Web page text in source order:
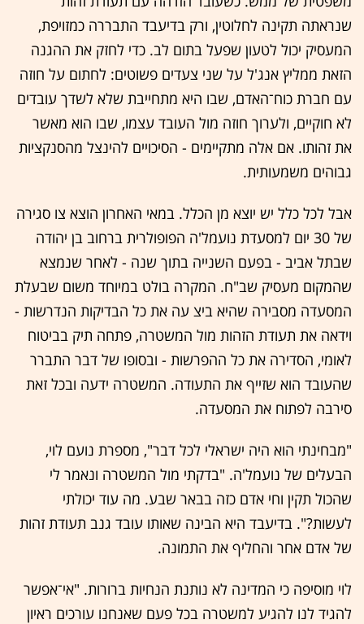
שנראתה תקינה לחלוטין, ורק בדיעבד התבררה כמזויפת,
המעסיק יכול לטעון שפעל בתום לב. כדי לחזק את ההגנה
הזאת ממליץ אנג'ל על שני צעדים פשוטים: לחתום על חוזה
עם חברת כוח־האדם, שבו היא מתחייבת שלא לשדך עובדים
לא חוקיים, ולערוך חוזה מול העובד עצמו, שבו הוא מאשר
את זהותו. אם אלה מתקיימים - הסיכויים להינצל מהסנקציות
גבוהים משמעותית.
אבל לכל כלל יש יוצא מן הכלל. במאי האחרון הוצא צו סגירה
של 30 יום למסעדת נועמל'ה הפופולרית ברחוב בן יהודה
שבתל אביב - בפעם השנייה בתוך שנה - לאחר שנמצא
שהמקום מעסיק שב"ח. המקרה בולט במיוחד משום שבעלת
המסעדה מסבירה שהיא ביצ עה את כל הבדיקות הנדרשות -
וידאה את תעודת הזהות מול המשטרה, פתחה תיק בביטוח
לאומי, הסדירה את כל ההפרשות - ובסופו של דבר התברר
שהעובד הוא שזייף את התעודה. המשטרה ידעה ובכל זאת
סירבה לפתוח את המסעדה.
"מבחינתי הוא היה ישראלי לכל דבר", מספרת נועם לוי,
הבעלים של נועמל'ה. "בדקתי מול המשטרה ונאמר לי
שהכול תקין וחי אדם כזה בבאר שבע. מה עוד יכולתי
לעשות?". בדיעבד היא הבינה שאותו עובד גנב תעודת זהות
של אדם אחר והחליף את התמונה.
לוי מוסיפה כי המדינה לא נותנת הנחיות ברורות. "אי־אפשר
להגיד לנו להגיע למשטרה בכל פעם שאנחנו עורכים ראיון